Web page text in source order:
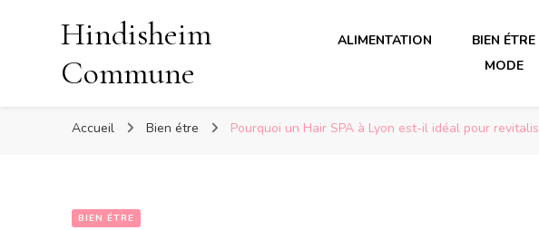
Hindisheim
Commune
ALIMENTATION BIEN ÉTRE
MODE
Accueil Bien étre Pourquoi un Hair SPA à Lyon est-il idéal pour
BIEN ÉTRE